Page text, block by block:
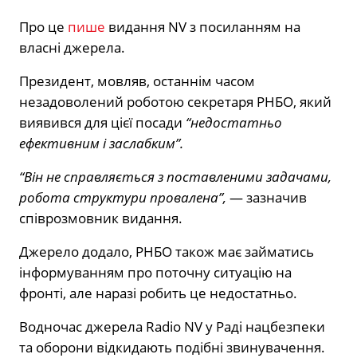
Про це пише видання NV з посиланням на
власні джерела.
Президент, мовляв, останнім часом
незадоволений роботою секретаря РНБО, який
виявився для цієї посади “недостатньо
ефективним і заслабким”.
“Він не справляється з поставленими задачами,
робота структури провалена”, — зазначив
співрозмовник видання.
Джерело додало, РНБО також має займатись
інформуванням про поточну ситуацію на
фронті, але наразі робить це недостатньо.
Водночас джерела Radio NV у Раді нацбезпеки
та оборони відкидають подібні звинувачення.